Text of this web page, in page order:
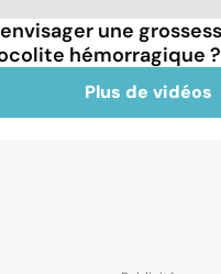
une
hémorragique ?
Plus de vidéos